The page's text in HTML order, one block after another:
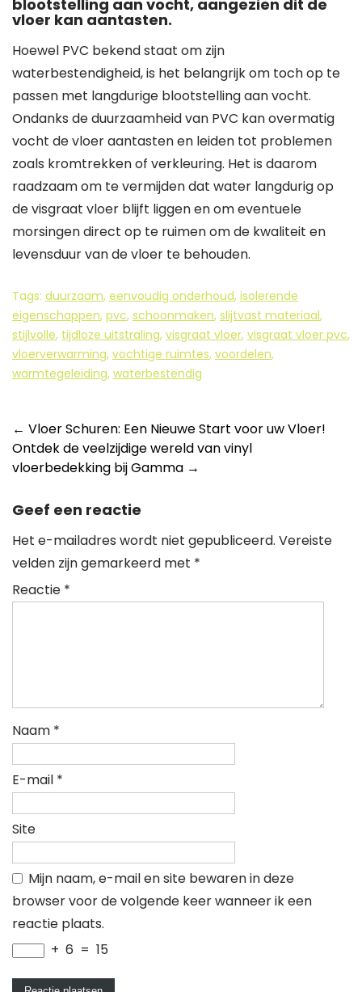
blootstelling aan vocht, aangezien dit de
vloer kan aantasten.
Hoewel PVC bekend staat om zijn
waterbestendigheid, is het belangrijk om toch op te
passen met langdurige blootstelling aan vocht.
Ondanks de duurzaamheid van PVC kan overmatig
vocht de vloer aantasten en leiden tot problemen
zoals kromtrekken of verkleuring. Het is daarom
raadzaam om te vermijden dat water langdurig op
de visgraat vloer blijft liggen en om eventuele
morsingen direct op te ruimen om de kwaliteit en
levensduur van de vloer te behouden.
Tags: duurzaam, eenvoudig onderhoud, isolerende
eigenschappen, pvc, schoonmaken, slijtvast materiaal,
stijlvolle, tijdloze uitstraling, visgraat vloer, visgraat vloer pvc,
vloerverwarming, vochtige ruimtes, voordelen,
warmtegeleiding, waterbestendig
Berichtnavigatie
← Vloer Schuren: Een Nieuwe Start voor uw Vloer!
Ontdek de veelzijdige wereld van vinyl
vloerbedekking bij Gamma →
Geef een reactie
Het e-mailadres wordt niet gepubliceerd. Vereiste
velden zijn gemarkeerd met *
Reactie *
Naam *
E-mail *
Site
Mijn naam, e-mail en site bewaren in deze
browser voor de volgende keer wanneer ik een
reactie plaats.
+ 6 = 15